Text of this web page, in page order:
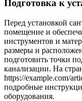
Подготовка к
Перед установкой
помещение и
инструментов и
размеры и
подготовить точки
канализации. На
https://example.com/
подробные
оборудования.